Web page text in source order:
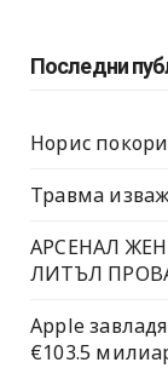
Последни
Норис
Травма
АРСЕНАЛ
ЛИТЪЛ
Apple
€103.5